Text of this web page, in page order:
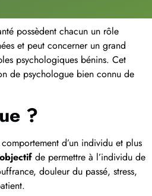
possèdent chacun un rôle
et peut concerner un grand
psychologiques bénins. Cet
de psychologue bien connu de
?
d’un individu et plus
de permettre à l’individu de
douleur du passé, stress,